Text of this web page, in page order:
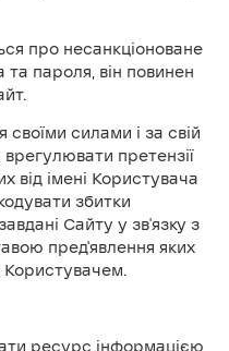
про несанкціоноване
та пароля, він повинен
своїми силами і за свій
претензії
від імені Користувача
збитки
Сайту у зв'язку з
пред'явлення яких
Користувачем.
ресурс інформацією,